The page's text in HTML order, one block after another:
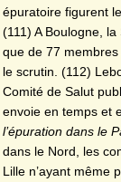
épuratoire figurent
(111) A Boulogne,
que de 77
le scrutin. (112)
Comité de Salut
envoie en temps et
l’épuration dans le
dans le Nord, les
Lille n’ayant même